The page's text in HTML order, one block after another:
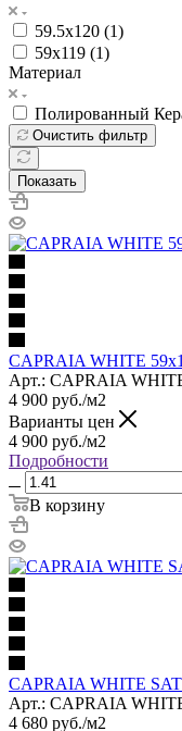
59.5x120 (1)
59x119 (1)
Материал
Полированный
Очистить фильтр
Показать
CAPRAIA WHITE
Арт.: CAPRAIA
4 900 руб./м2
Варианты цен
4 900 руб./м2
Подробности
В корзину
CAPRAIA WHITE
Арт.: CAPRAIA
4 680 руб./м2